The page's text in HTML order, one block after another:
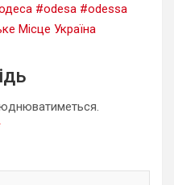
#odesa #odessa
Місце Україна